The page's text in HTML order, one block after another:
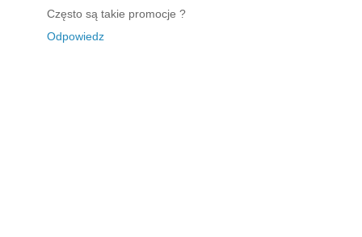
Często są takie promocje ?
Odpowiedz